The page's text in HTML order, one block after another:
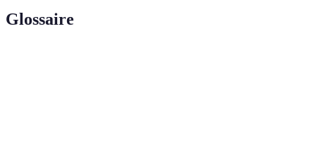
Glossaire